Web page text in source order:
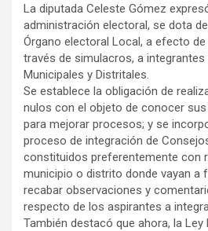
La diputada Celeste Gómez
administración electoral, se dota
Órgano electoral Local, a efecto
través de simulacros, a
Municipales y Distritales.
Se establece la obligación de
nulos con el objeto de conocer
para mejorar procesos; y se
proceso de integración de
constituidos preferentemente con
municipio o distrito donde vayan a
recabar observaciones y
respecto de los aspirantes a
También destacó que ahora, la